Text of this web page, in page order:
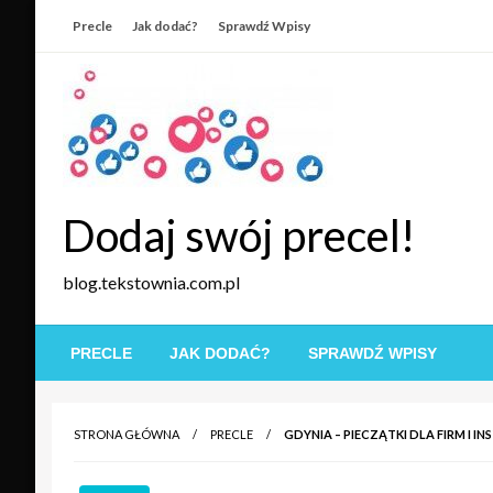
Precle Jak dodać? Sprawdź Wpisy
Dodaj swój precel!
blog.tekstownia.com.pl
PRECLE JAK DODAĆ? SPRAWDŹ WPISY
STRONA GŁÓWNA PRECLE GDYNIA – PIECZĄTKI DLA FIRM I